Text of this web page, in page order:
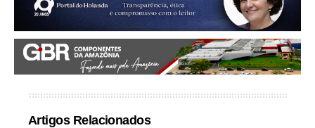
Artigos Relacionados